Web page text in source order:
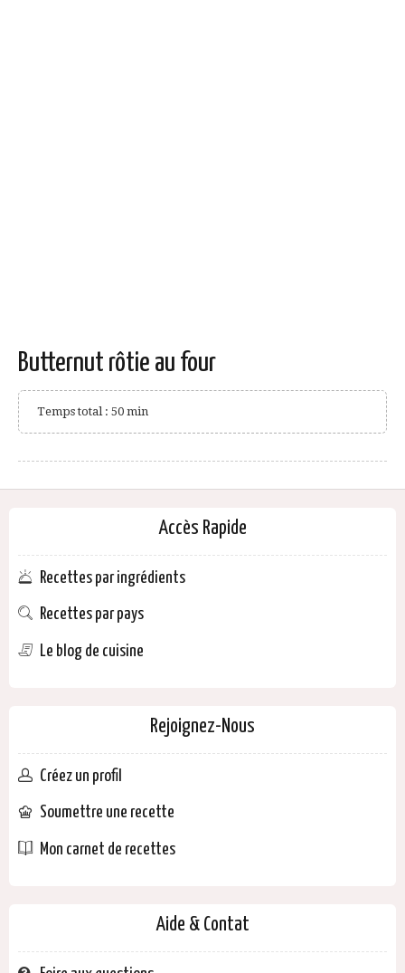
Butternut rôtie au four
Temps total : 50 min
Accès Rapide
Recettes par ingrédients
Recettes par pays
Le blog de cuisine
Rejoignez-Nous
Créez un profil
Soumettre une recette
Mon carnet de recettes
Aide & Contat